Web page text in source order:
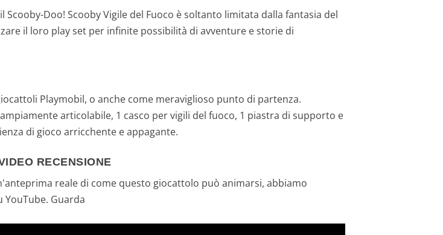
Doo! Scooby Vigile del Fuoco è soltanto limitata dalla fantasia del
il loro play set per infinite possibilità di avventure e storie di
Playmobil, o anche come meraviglioso punto di partenza.
articolabile, 1 casco per vigili del fuoco, 1 piastra di supporto e
di gioco arricchente e appagante.
RECENSIONE
reale di come questo giocattolo può animarsi, abbiamo
Guarda